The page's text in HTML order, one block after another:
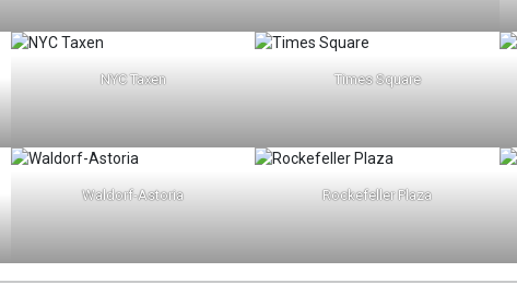
NYC Taxen Times Square
Waldorf-Astoria Rockefeller Plaza